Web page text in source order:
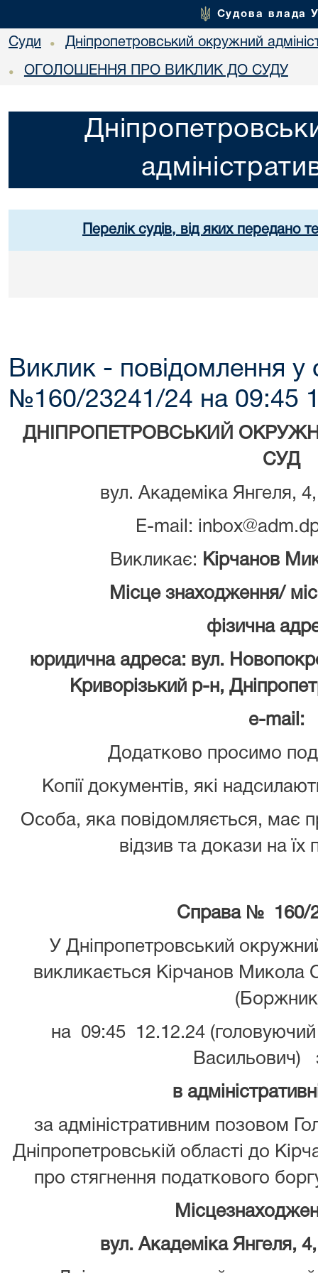
Судова влада
Суди • Дніпропетровський окружний
• ОГОЛОШЕННЯ ПРО ВИКЛИК ДО СУДУ
Перелік судів, від яких передано
Виклик - повідомлення у
№160/23241/24 на 09:45
ДНІПРОПЕТРОВСЬКИЙ
СУД
вул. Академіка Янгеля,
E-mail:
Викликає: Кірчанов
Місце знаходження/
фізична
юридична адреса: вул.
Криворізький р-н,
e-mail:
Додатково просимо
Копії документів, які
Особа, яка повідомляється, має
відзив та докази на їх
Справа № 160/
У Дніпропетровський
викликається Кірчанов Микола
на 09:45 12.12.24
Васильович)
в
за адміністративним позовом
Дніпропетровській області до
про стягнення податкового
вул. Академіка Янгеля,